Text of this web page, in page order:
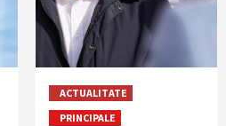
ACTUALITATE
PRINCIPALE